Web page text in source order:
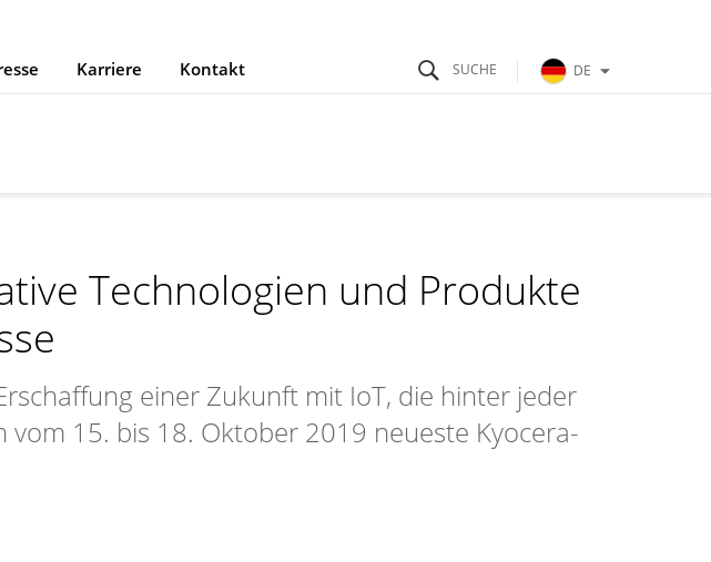
Karriere Kontakt DE
Technologien und Produkte
einer Zukunft mit IoT, die hinter jeder
vom 15. bis 18. Oktober 2019 neueste Kyocera-